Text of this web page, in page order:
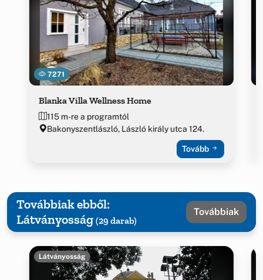
7271
Blanka Villa Wellness Home
115 m-re a programtól
Bakonyszentlászló, László király utca 124.
Tovább
Továbbiak ebből:
Látványosság (29 darab)
Továbbiak
Látványosság